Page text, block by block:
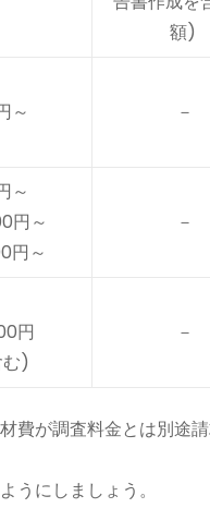
額)
～ －
～
円～
円～
－
円
)
－
費が調査料金とは別途
うにしましょう。